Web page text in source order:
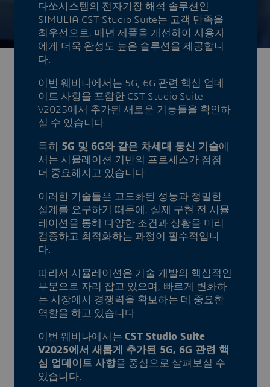
다쏘시스템의 전자기장 해석 솔루션인
SIMULIA CST Studio Suite는 고객 만족을
최우선으로, 매년 제품을 개선하여 사용자
에게 더욱 완성도 높은 솔루션을 제공합니
다.
이번 웨비나에서는 5G, 6G 관련 핵심 업데
이트 사항을 포함한 CST Studio Suite
V2025에서 추가된 새로운 기능들을 확인하
실 수 있습니다.
특히 5G 및 6G와 같은 차세대 통신 기술에
서는 시뮬레이션 기반의 프로세스가 점점
더 중요해지고 있습니다.
이러한 기술들은 고도화된 성능과 정밀한
설계를 요구하기 때문에, 실제 구현 전 시뮬
레이션을 통해 다양한 조건과 상황을 미리
검증하고 최적화하는 과정이 필수적입니
다.
따라서 시뮬레이션은 기술 개발의 핵심적인
부분으로 자리 잡고 있으며, 빠르게 변화하
는 시장에서 경쟁력을 확보하는 데 중요한
역할을 하고 있습니다.
이번 웨비나에서는 CST Studio Suite
V2025에서 새롭게 추가된 5G, 6G 관련 핵
심 업데이트 사항을 중심으로 살펴보실 수
있습니다.